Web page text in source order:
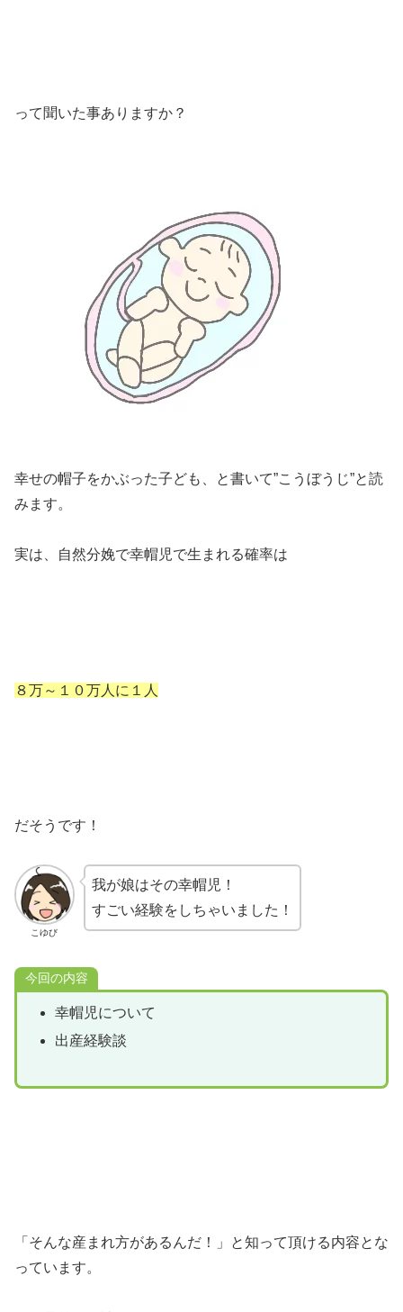
って聞いた事ありますか？
幸せの帽子をかぶった子ども、と書いて”こうぼうじ”と読
みます。
実は、自然分娩で幸帽児で生まれる確率は
８万～１０万人に１人
だそうです！
こゆび
我が娘はその幸帽児！
すごい経験をしちゃいました！
今回の内容
幸帽児について
出産経験談
「そんな産まれ方があるんだ！」と知って頂ける内容とな
っています。